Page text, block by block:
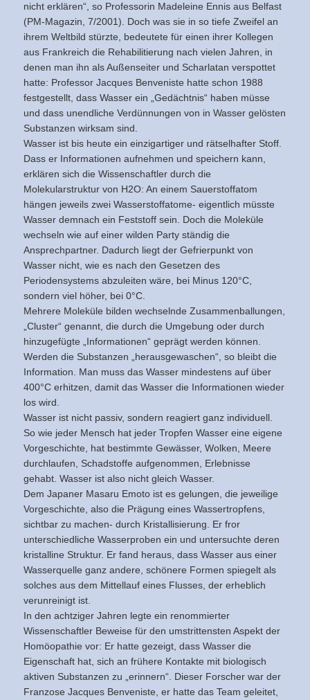
nicht erklären“, so Professorin Madeleine Ennis aus Belfast
(PM-Magazin, 7/2001). Doch was sie in so tiefe Zweifel an
ihrem Weltbild stürzte, bedeutete für einen ihrer Kollegen
aus Frankreich die Rehabilitierung nach vielen Jahren, in
denen man ihn als Außenseiter und Scharlatan verspottet
hatte: Professor Jacques Benveniste hatte schon 1988
festgestellt, dass Wasser ein „Gedächtnis“ haben müsse
und dass unendliche Verdünnungen von in Wasser gelösten
Substanzen wirksam sind.
Wasser ist bis heute ein einzigartiger und rätselhafter Stoff.
Dass er Informationen aufnehmen und speichern kann,
erklären sich die Wissenschaftler durch die
Molekularstruktur von H2O: An einem Sauerstoffatom
hängen jeweils zwei Wasserstoffatome- eigentlich müsste
Wasser demnach ein Feststoff sein. Doch die Moleküle
wechseln wie auf einer wilden Party ständig die
Ansprechpartner. Dadurch liegt der Gefrierpunkt von
Wasser nicht, wie es nach den Gesetzen des
Periodensystems abzuleiten wäre, bei Minus 120°C,
sondern viel höher, bei 0°C.
Mehrere Moleküle bilden wechselnde Zusammenballungen,
„Cluster“ genannt, die durch die Umgebung oder durch
hinzugefügte „Informationen“ geprägt werden können.
Werden die Substanzen „herausgewaschen“, so bleibt die
Information. Man muss das Wasser mindestens auf über
400°C erhitzen, damit das Wasser die Informationen wieder
los wird.
Wasser ist nicht passiv, sondern reagiert ganz individuell.
So wie jeder Mensch hat jeder Tropfen Wasser eine eigene
Vorgeschichte, hat bestimmte Gewässer, Wolken, Meere
durchlaufen, Schadstoffe aufgenommen, Erlebnisse
gehabt. Wasser ist also nicht gleich Wasser.
Dem Japaner Masaru Emoto ist es gelungen, die jeweilige
Vorgeschichte, also die Prägung eines Wassertropfens,
sichtbar zu machen- durch Kristallisierung. Er fror
unterschiedliche Wasserproben ein und untersuchte deren
kristalline Struktur. Er fand heraus, dass Wasser aus einer
Wasserquelle ganz andere, schönere Formen spiegelt als
solches aus dem Mittellauf eines Flusses, der erheblich
verunreinigt ist.
In den achtziger Jahren legte ein renommierter
Wissenschaftler Beweise für den umstrittensten Aspekt der
Homöopathie vor: Er hatte gezeigt, dass Wasser die
Eigenschaft hat, sich an frühere Kontakte mit biologisch
aktiven Substanzen zu „erinnern“. Dieser Forscher war der
Franzose Jacques Benveniste, er hatte das Team geleitet,